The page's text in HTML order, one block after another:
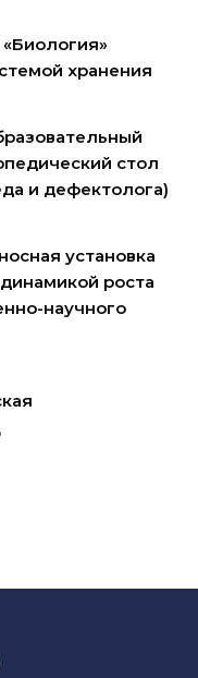
хранения
стол
и дефектолога)
установка
роста
научного